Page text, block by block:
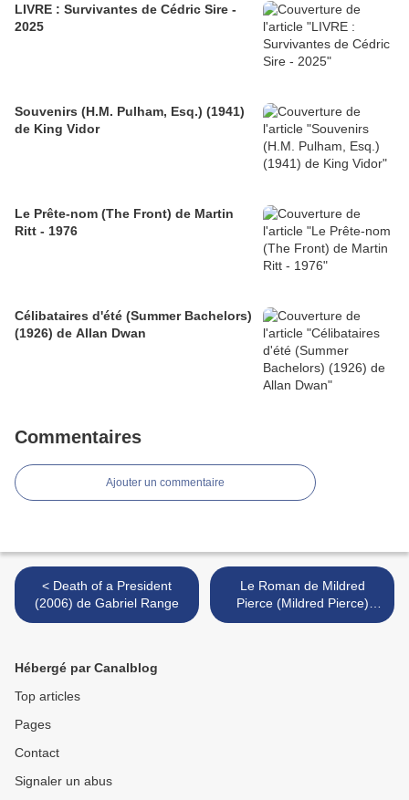
LIVRE : Survivantes de Cédric Sire -
2025
Souvenirs (H.M. Pulham, Esq.) (1941)
de King Vidor
Le Prête-nom (The Front) de Martin
Ritt - 1976
Célibataires d'été (Summer Bachelors)
(1926) de Allan Dwan
Commentaires
Ajouter un commentaire
< Death of a President
(2006) de Gabriel Range
Le Roman de Mildred
Pierce (Mildred Pierce)
(1945) de Michael Curtiz >
Hébergé par Canalblog
Top articles
Pages
Contact
Signaler un abus